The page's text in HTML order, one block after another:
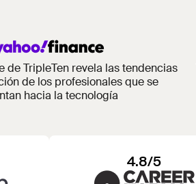
de TripleTen revela las tendencias
de los profesionales que se
hacia la tecnología
4.8/5